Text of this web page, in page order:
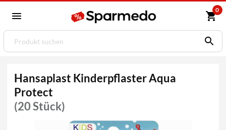
0
Hansaplast Kinderpflaster Aqua
Protect
(20 Stück)